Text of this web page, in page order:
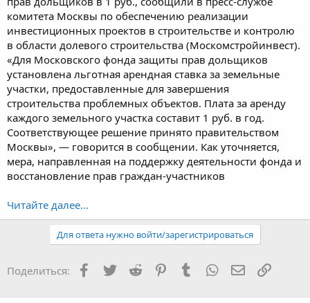
комитета Москвы по обеспечению реализации
инвестиционных проектов в строительстве и контролю
в области долевого строительства (Москомстройинвест).
«Для Московского фонда защиты прав дольщиков
установлена льготная арендная ставка за земельные
участки, предоставленные для завершения
строительства проблемных объектов. Плата за аренду
каждого земельного участка составит 1 руб. в год.
Соответствующее решение принято правительством
Москвы», — говорится в сообщении. Как уточняется,
мера, направленная на поддержку деятельности фонда и
восстановление прав граждан-участников
Читайте далее...
Для ответа нужно войти/зарегистрироваться
Поделиться: Facebook
TwitterReddit PinterestTumblr WhatsApp Ссылка